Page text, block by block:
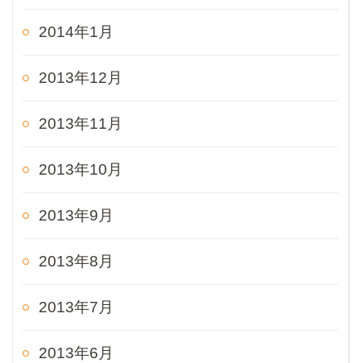
2014年1月
2013年12月
2013年11月
2013年10月
2013年9月
2013年8月
2013年7月
2013年6月